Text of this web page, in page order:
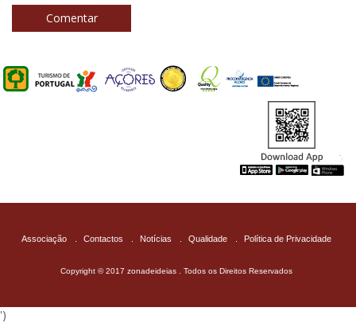
golfinhos ou simples degustar de um bife de atum ou de
um prato de torresmos com inhame, num ambiente de
por certo a vista numa experiencia inolvidável.
Comentar
Associação Contactos Notícias Qualidade Política de Privacidade
Copyright © 2017 zonadeideias . Todos os Direitos Reservados
')